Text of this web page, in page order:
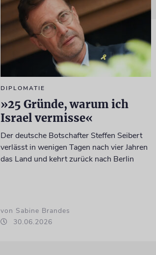
DIPLOMATIE
»25 Gründe, warum ich
Israel vermisse«
Der deutsche Botschafter Steffen Seibert
verlässt in wenigen Tagen nach vier Jahren
das Land und kehrt zurück nach Berlin
von Sabine Brandes
30.06.2026